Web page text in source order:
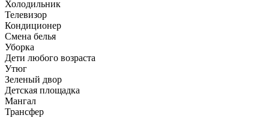
Холодильник
Телевизор
Кондиционер
Смена белья
Уборка
Дети любого возраста
Утюг
Зеленый двор
Детская площадка
Мангал
Трансфер